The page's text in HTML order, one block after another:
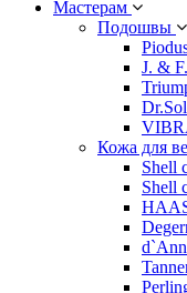
Мастерам
Подошвы
J. &
Кожа для
Shell
Shell